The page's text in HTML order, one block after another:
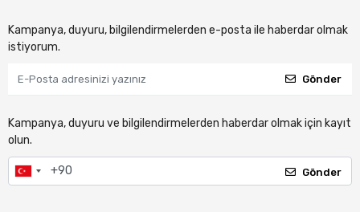
Kampanya, duyuru, bilgilendirmelerden e-posta ile haberdar olmak
istiyorum.
Gönder
Kampanya, duyuru ve bilgilendirmelerden haberdar olmak için kayıt
olun.
Gönder